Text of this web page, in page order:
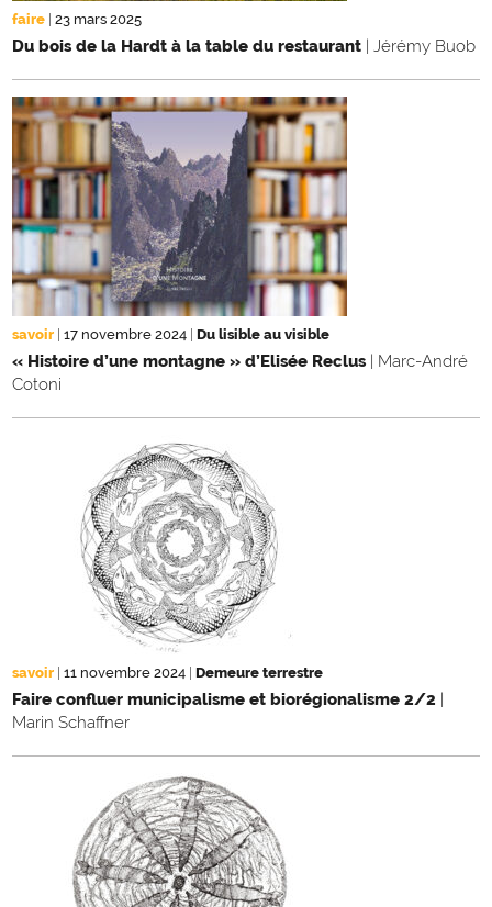
faire 23 mars 2025
Du bois de la Hardt à la table du restaurant | Jérémy Buob
savoir 17 novembre 2024 Du lisible au visible
« Histoire d’une montagne » d’Elisée Reclus | Marc-André
Cotoni
savoir 11 novembre 2024 Demeure terrestre
Faire confluer municipalisme et biorégionalisme 2/2 |
Marin Schaffner